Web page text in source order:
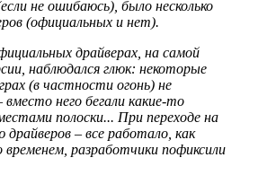
не ошибаюсь), было несколько
(официальных и нет).
драйверах, на самой
наблюдался глюк: некоторые
(в частности огонь) не
вместо него бегали какие-то
полоски... При переходе на
драйверов – все работало, как
разработчики пофиксили